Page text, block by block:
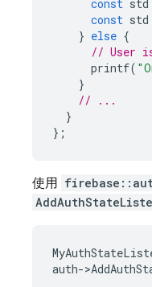
const std
const std
} else {
// User
printf(
}
// ...
}
};
使用
auth->